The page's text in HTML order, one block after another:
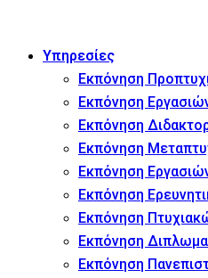
Υπηρεσίες
Εκπόνηση
Εκπόνηση
Εκπόνηση
Εκπόνηση
Εκπόνηση
Εκπόνηση
Εκπόνηση
Εκπόνηση
Εκπόνηση